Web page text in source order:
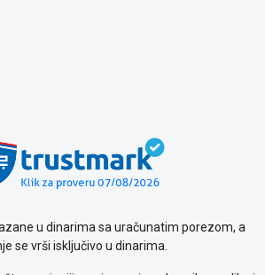
u dinarima sa uračunatim porezom, a
se vrši isključivo u dinarima.